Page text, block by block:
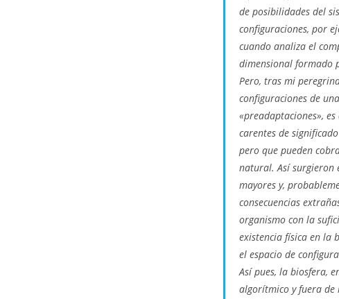
de posibilidades del
configuraciones, por
cuando analiza el
dimensional formado
Pero, tras mi
configuraciones de
«preadaptaciones»,
carentes de
pero que pueden
natural. Así surgieron
mayores y,
consecuencias
organismo con la
existencia física en la
el espacio de
Así pues, la biosfera,
algorítmico y fuera de